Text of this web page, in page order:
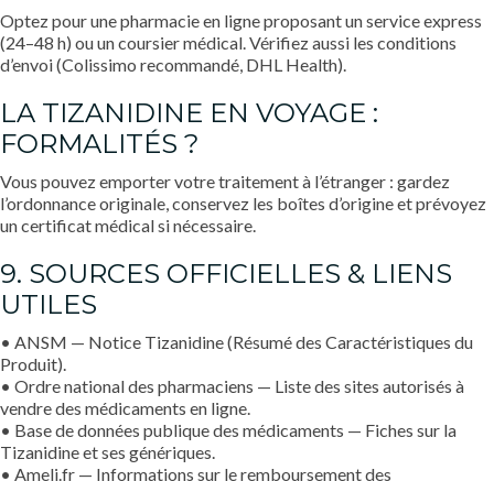
Optez pour une pharmacie en ligne proposant un service express
(24–48 h) ou un coursier médical. Vérifiez aussi les conditions
d’envoi (Colissimo recommandé, DHL Health).
LA TIZANIDINE EN VOYAGE :
FORMALITÉS ?
Vous pouvez emporter votre traitement à l’étranger : gardez
l’ordonnance originale, conservez les boîtes d’origine et prévoyez
un certificat médical si nécessaire.
9. SOURCES OFFICIELLES & LIENS
UTILES
• ANSM — Notice Tizanidine (Résumé des Caractéristiques du
Produit).
• Ordre national des pharmaciens — Liste des sites autorisés à
vendre des médicaments en ligne.
• Base de données publique des médicaments — Fiches sur la
Tizanidine et ses génériques.
• Ameli.fr — Informations sur le remboursement des